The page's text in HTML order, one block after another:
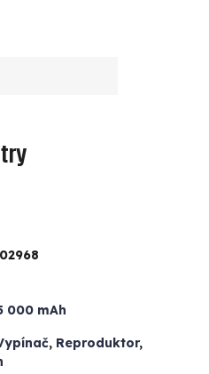
000 mAh
, Reproduktor,